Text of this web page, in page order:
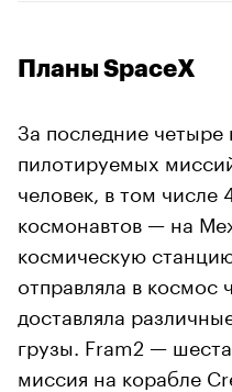
Планы SpaceX
За последние четыре
пилотируемых
человек, в том числе
космонавтов — на
космическую
отправляла в космос
доставляла
грузы. Fram2 —
миссия на корабле